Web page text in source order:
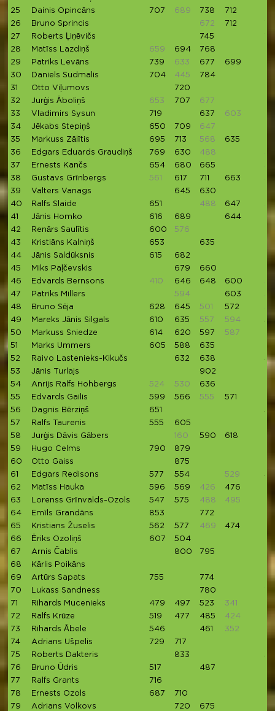
25
Dainis Opincāns 707 689 738 712
26
Bruno Sprincis 672 712
27
Roberts Ļiņēvičs 745
28
Matīss Lazdiņš 659 694
768
29
Patriks Levāns 739 633 677 699
30
Daniels Sudmalis 704 445
784
31
Otto Viļumovs 720
32
Jurģis Āboliņš 653 707 677
33
Vladimirs Sysun 719 637 603
34
Jēkabs Stepiņš 650 709 647
35
Markuss Zālītis 695 713 568
635
36
Edgars Eduards Graudiņš 769 630 488
37
Ernests Kančs 654 680 665
38
Gustavs Grīnbergs 561 617 711 663
39
Valters Vanags 645
630
40
Ralfs Slaide 651 488 647
41
Jānis Homko 616 689
644
42
Renārs Saulītis 600 576
43
Kristiāns Kalniņš 653
635
44
Jānis Saldūksnis 615
682
45
Miks Paļčevskis 679
660
46
Edvards Bernsons 410 646 648 600
47
Patriks Millers 594 603
48
Bruno Sēja 628 645 501 572
49
Mareks Jānis Silgals 610 635 557 594
50
Markuss Sniedze 614 620 597
587
51
Marks Ummers 605 588
635
52
Raivo Lastenieks-Kikučs 632 638
53
Jānis Turlajs
902
54
Anrijs Ralfs Hohbergs 524 530
636
55
Edvards Gailis 599 566 555
571
56
Dagnis Bērziņš 651
57
Ralfs Taurenis 555
605
58
Jurģis Dāvis Gābers 160 590 618
59
Hugo Celms 790
879
60
Otto Gaiss
875
61
Edgars Redisons 577 554 529
62
Matīss Hauka 596 569 426 476
63
Lorenss Grīnvalds-Ozols 547 575 488
495
64
Emīls Grandāns 853
772
65
Kristians Žuselis 562 577 469
474
66
Ēriks Ozoliņš 607 504
67
Arnis Čablis 800
795
68
Kārlis Poikāns
69
Artūrs Sapats 755
774
70
Lukass Sandness 780
71
Rihards Mucenieks 479 497 523 341
72
Ralfs Krūze 519 477 485 424
73
Rihards Ābele 546 461 352
74
Adrians Ušpelis 729
717
75
Roberts Dakteris 833
76
Bruno Ūdris 517
487
77
Ralfs Grants
716
78
Ernests Ozols 687
710
79
Adrians Volkovs 720
675